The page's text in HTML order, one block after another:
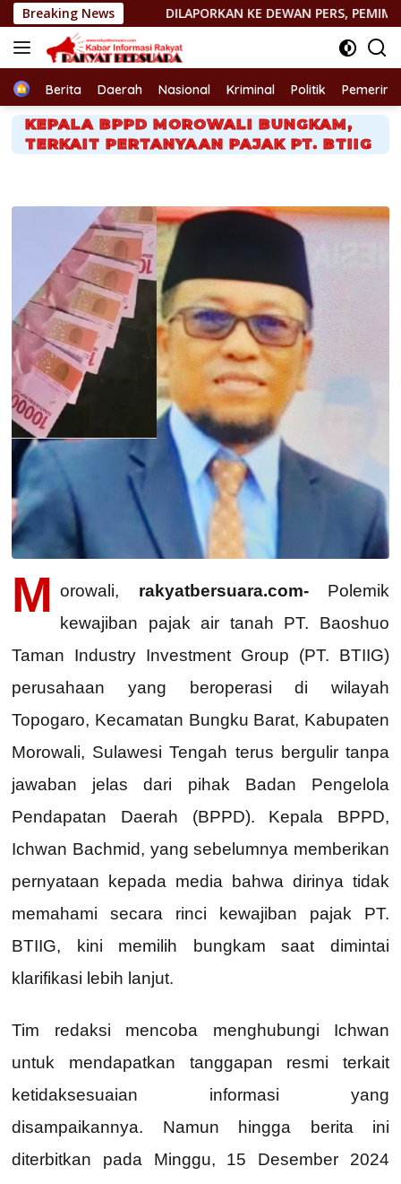
Langsung
ke
konten
Breaking News
DILAPORKAN KE DEWAN PERS, PEMIMPIN REDAKSI http://
HomeBerita Daerah Nasional Kriminal Politik
KEPALA BPPD MOROWALI BUNGKAM,
TERKAIT PERTANYAAN PAJAK PT. BTIIG
M orowali, rakyatbersuara.com-Polemik
kewajiban pajak air tanah PT. Baoshuo
Taman Industry Investment Group (PT. BTIIG)
perusahaan yang beroperasi di wilayah
Topogaro, Kecamatan Bungku Barat, Kabupaten
Morowali, Sulawesi Tengah terus bergulir tanpa
jawaban jelas dari pihak Badan Pengelola
Pendapatan Daerah (BPPD). Kepala BPPD,
Ichwan Bachmid, yang sebelumnya memberikan
pernyataan kepada media bahwa dirinya tidak
memahami secara rinci kewajiban pajak PT.
BTIIG, kini memilih bungkam saat dimintai
klarifikasi lebih lanjut.
Tim redaksi mencoba menghubungi Ichwan
untuk mendapatkan tanggapan resmi terkait
ketidaksesuaian informasi yang
disampaikannya. Namun hingga berita ini
diterbitkan pada Minggu, 15 Desember 2024